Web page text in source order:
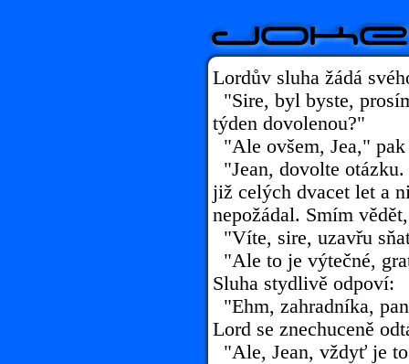
Lordův sluha žádá
"Sire, byl byste,
týden dovolenou?"
"Ale ovšem, Jea,"
"Jean, dovolte
již celých dvacet let a
nepožádal. Smím
"Víte, sire, uzavřu
"Ale to je výtečné,
Sluha stydlivě odpoví:
"Ehm, zahradníka,
Lord se znechuceně
"Ale, Jean, vždyť je